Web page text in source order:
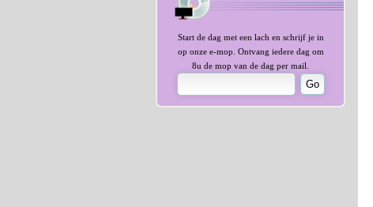
Start de dag met een lach en schrijf je in
op onze e-mop. Ontvang iedere dag om
8u de mop van de dag per mail.